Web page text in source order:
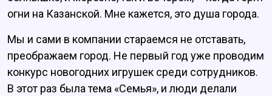
огни на Казанской. Мне кажется, это душа города.
Мы и сами в компании стараемся не отставать,
преображаем город. Не первый год уже проводим
конкурс новогодних игрушек среди сотрудников.
В этот раз была тема «Семья», и люди делали